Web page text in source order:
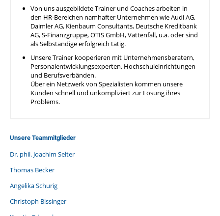
Von uns ausgebildete Trainer und Coaches arbeiten in
den HR-Bereichen namhafter Unternehmen wie Audi AG,
Daimler AG, Kienbaum Consultants, Deutsche Kreditbank
AG, S-Finanzgruppe, OTIS GmbH, Vattenfall, u.a. oder sind
als Selbständige erfolgreich tätig.
Unsere Trainer kooperieren mit Unternehmensberatern,
Personalentwicklungsexperten, Hochschuleinrichtungen
und Berufsverbänden.
Über ein Netzwerk von Spezialisten kommen unsere
Kunden schnell und unkompliziert zur Lösung ihres
Problems.
Unsere Teammitglieder
Dr. phil. Joachim Selter
Thomas Becker
Angelika Schurig
Christoph Bissinger